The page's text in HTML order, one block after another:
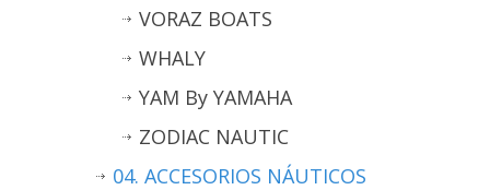
VORAZ BOATS
WHALY
YAM By YAMAHA
ZODIAC NAUTIC
04. ACCESORIOS NÁUTICOS